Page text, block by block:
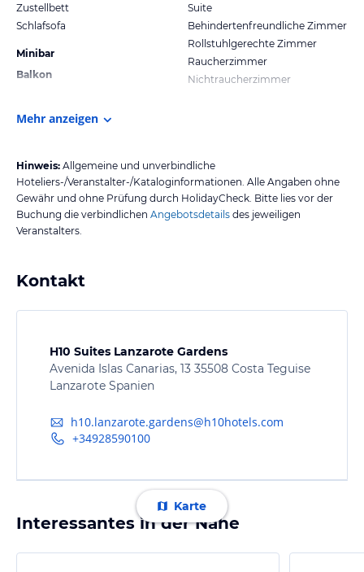
Zustellbett
Schlafsofa
Minibar
Balkon
Suite
Behindertenfreundliche Zimmer
Rollstuhlgerechte Zimmer
Raucherzimmer
Nichtraucherzimmer
Mehr anzeigen
Hinweis: Allgemeine und unverbindliche
Hoteliers-/Veranstalter-/Kataloginformationen. Alle Angaben ohne
Gewähr und ohne Prüfung durch HolidayCheck. Bitte lies vor der
Buchung die verbindlichen Angebotsdetails des jeweiligen
Veranstalters.
Kontakt
H10 Suites Lanzarote Gardens
Avenida Islas Canarias, 13 35508 Costa Teguise
Lanzarote Spanien
h10.lanzarote.gardens@h10hotels.com
+34928590100
Karte
Interessantes in der Nähe